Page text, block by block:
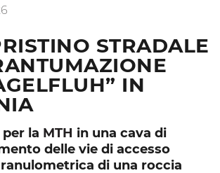
STRADALE
IN
la MTH in una cava di
delle vie di accesso
di una roccia